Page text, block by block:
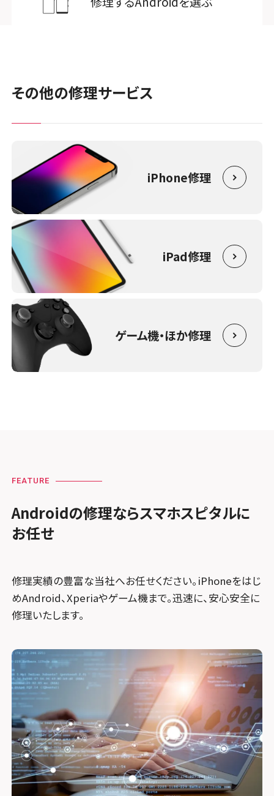
その他の修理サービス
iPhone修理
iPad修理
ゲーム機・ほか修理
FEATURE
Androidの修理ならスマホスピタルに
お任せ
修理実績の豊富な当社へお任せください。iPhoneをはじ
めAndroid、Xperiaやゲーム機まで。迅速に、安心安全に
修理いたします。